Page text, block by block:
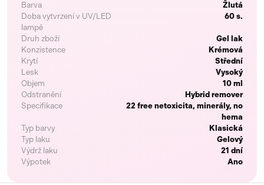
Barva
Žlutá
Doba vytvrzení v UV/LED
lampě
60 s.
Druh zboží
Gel lak
Konzistence
Krémová
Krytí
Střední
Lesk
Vysoký
Objem
10 ml
Odstranění
Hybrid remover
Specifikace
22 free netoxicita, minerály, no
hema
Typ barvy
Klasická
Typ laku
Gelový
Výdrž laku
21 dní
Výpotek
Ano